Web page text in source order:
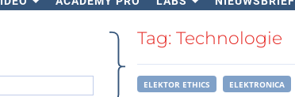
ZoekenTag: Technologie
ELEKTOR ETHICS ELEKTRONICA